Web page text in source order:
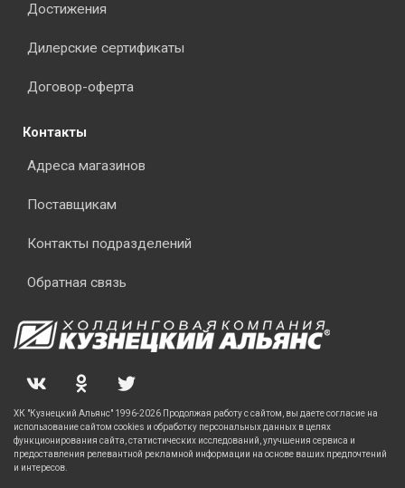
Достижения
Дилерские сертификаты
Договор-оферта
Контакты
Адреса магазинов
Поставщикам
Контакты подразделений
Обратная связь
ХК "Кузнецкий Альянс" 1996-2026 Продолжая работу с сайтом, вы даете согласие на
использование сайтом cookies и обработку персональных данных в целях
функционирования сайта, статистических исследований, улучшения сервиса и
предоставления релевантной рекламной информации на основе ваших предпочтений
и интересов.